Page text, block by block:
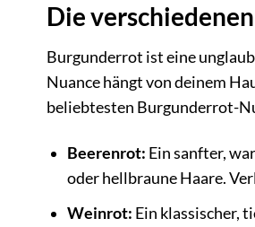
Die
Burgunderrot ist eine
Nuance hängt von deinem
beliebtesten Burgunderrot-
Beerenrot: Ein sanfter,
oder hellbraune Haare.
Weinrot: Ein klassischer,